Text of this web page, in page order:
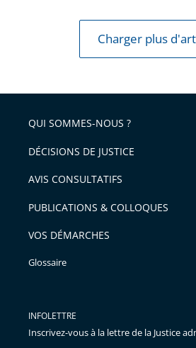
Charger plus
QUI SOMMES-NOUS ?
DÉCISIONS DE JUSTICE
AVIS CONSULTATIFS
PUBLICATIONS & COLLOQUES
VOS DÉMARCHES
Glossaire
INFOLETTRE
Inscrivez-vous à la lettre de la Justice